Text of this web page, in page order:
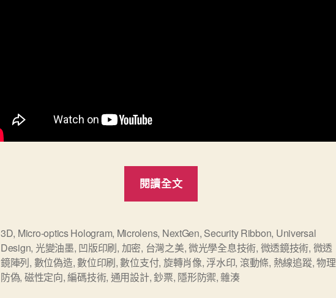
閱讀全文
潮
下
的
實
3D, Micro-optics Hologram, Microlens, NextGen, Security Ribbon, Universal
Design, 光變油墨, 凹版印刷, 加密, 台灣之美,微光學全息技術, 微透鏡技術, 微透
鏡陣列, 數位偽造,數位印刷,數位支付, 旋轉肖像,浮水印, 滾動條, 熱線追蹤,物理
防偽, 磁性定向,編碼技術, 通用設計,鈔票, 隱形防禦,雜湊